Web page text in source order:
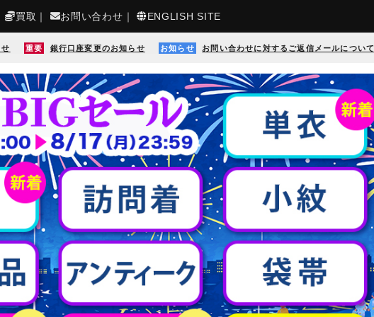
買取 ｜ お問い合わせ ｜ ENGLISH SITE
重要 銀行口座変更のお知らせ お知らせ お問い合わせに対するご返信メールについて